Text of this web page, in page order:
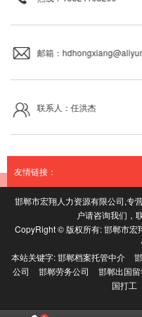
邮箱：
联系人：任洪杰
友情链接：
邯郸市宏翔人力资源有限公司,专
户请咨询我们，
CopyRight © 版权所有:邯郸市宏
本站关键字:邯郸档案托管中介
公司
邯郸劳务公司 邯郸出国
国打工